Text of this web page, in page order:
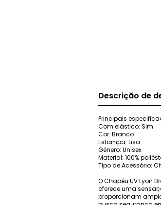
Descrição de
Principais
Com elástico: Sim
Cor: Branco
Estampa: Lisa
Gênero: Unisex
Material: 100%
Tipo de Acessório:
O Chapéu UV Lyon
oferece uma
proporcionam